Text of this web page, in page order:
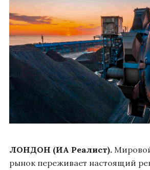
ЛОНДОН (ИА Реалист).
рынок переживает настоящий